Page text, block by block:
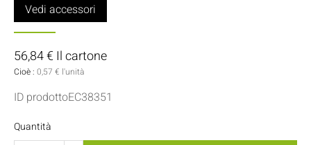
Vedi accessori
56,84 € Il cartone
Cioè : 0,57 € l'unità
ID prodottoEC38351
Quantità